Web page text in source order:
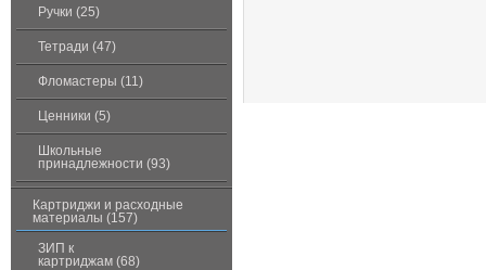
Ручки (25)
Тетради (47)
Фломастеры (11)
Ценники (5)
Школьные
принадлежности (93)
Картриджи и расходные
материалы (157)
ЗИП к
картриджам (68)